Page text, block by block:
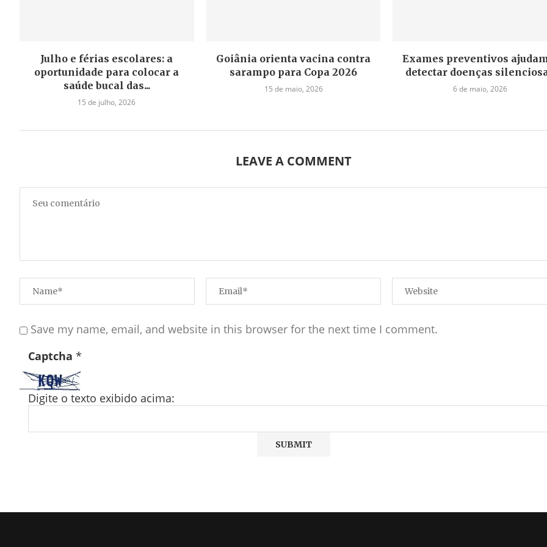
Julho e férias escolares: a
oportunidade para colocar a
saúde bucal das...
15 de julho, 2026
Goiânia orienta vacina contra
sarampo para Copa 2026
15 de maio, 2026
Exames preventivos
detectar doenças
6 de maio, 2026
LEAVE A COMMENT
Save my name, email, and website in this browser for the next time I comment.
Captcha *
Digite o texto exibido acima: